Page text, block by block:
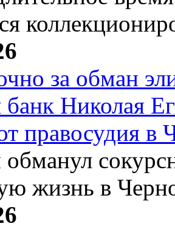
за обман
банк Николая
правосудия в
жизнь в